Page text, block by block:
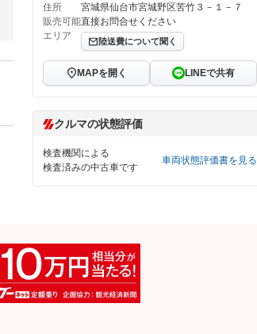
住所
宮城県仙台市宮城野区苦竹３－１－７
販売可能
エリア
直接お問合せください
陸送費について聞く
MAPを開く LINEで共有
クルマの状態評価
検査機関による
検査済みの中古車です
車両状態評価書を見る